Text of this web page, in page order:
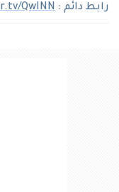
رابط دائم : QwINN